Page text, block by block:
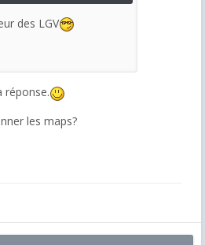
des LGV
réponse.
les maps?